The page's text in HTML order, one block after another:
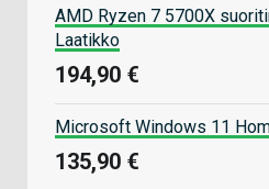
AMD Ryzen 7 5700X
Laatikko
194,90 €
Microsoft Windows 11
135,90 €